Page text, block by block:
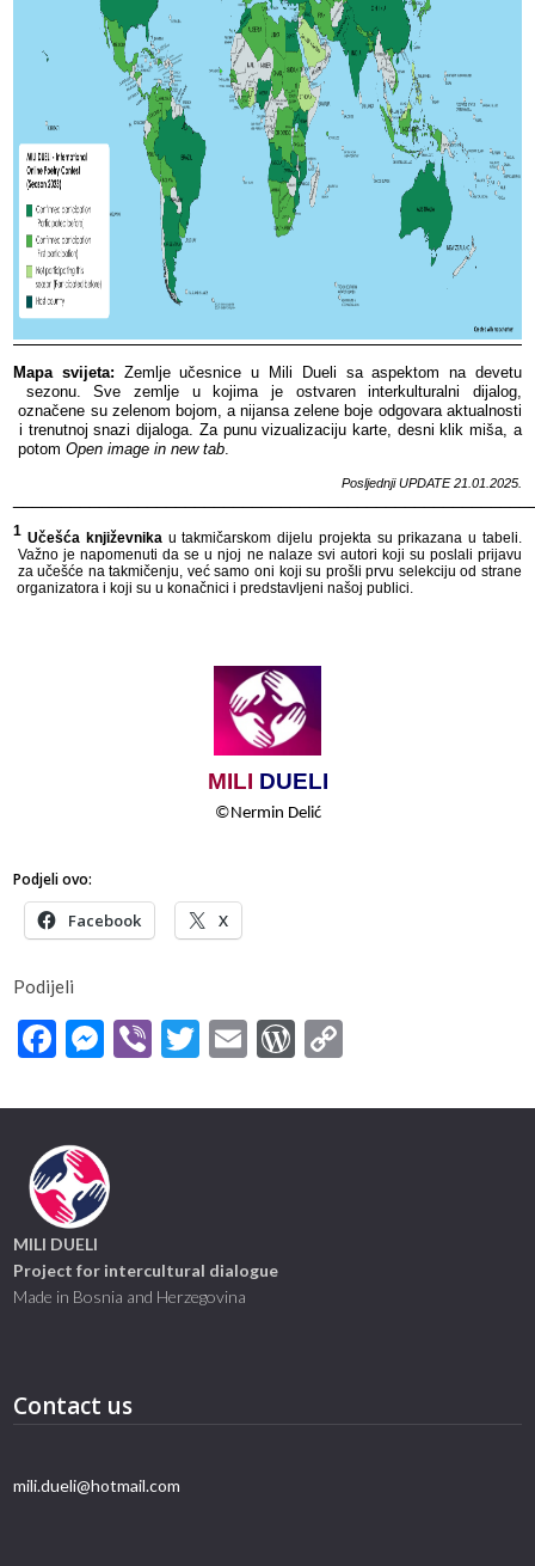
Mapa​​ svijeta: ​​ Zemlje​​ učesnice​​ u​​ Mili​​ Dueli​​ sa​​ aspektom​​ na​​ devetu​​
sezonu.​​ Sve​​ zemlje​​ u​​ kojima​​ je​​ ostvaren​​ interkulturalni​​ dijalog,​​
označene​​ su​​ zelenom​​ bojom,​​ a​​ nijansa​​ zelene​​ boje​​ odgovara​​ aktualnosti​​
i​​ trenutnoj​​ snazi​​ dijaloga.​​ Za​​ punu​​ vizualizaciju​​ karte,​​ desni​​ klik​​ miša,​​ a​​
potom​​Open​​ image​​ in​​ new​​ tab
Posljednji​​ UPDATE​​ 21 .01.2025.
1 Učešća​​ književnika​​ u​​ takmičarskom​​ dijelu​​ projekta​​ su​​ prikazana​​ u​​ tabeli.​​
Važno​​ je​​ napomenuti​​ da​​ se​​ u​​ njoj​​ ne​​ nalaze​​ svi​​ autori​​ koji​​ su​​ poslali​​ prijavu​​
za​​ učešće​​ na​​ takmičenju,​​ već​​ samo​​ oni​​ koji​​ su​​ prošli​​ prvu​​ selekciju​​ od​​ strane​​
organizatora​​ i​​ koji​​ su​​ u​​ konačnici​​ i​​ predstavljeni​​ našoj​​ publici.​​
MILI DUELI
©Nermin​​ Delić
Podjeli ovo:
Facebook X
Podijeli
Facebook
Messenger
ViberTwitter
EmailWordPress
MILI DUELI
Project for intercultural dialogue
Made in Bosnia and Herzegovina
Contact us
mili.dueli@hotmail.com